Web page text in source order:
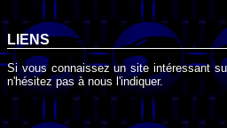
LIENS
Si vous connaissez un site intéressant
n'hésitez pas à nous l'indiquer.